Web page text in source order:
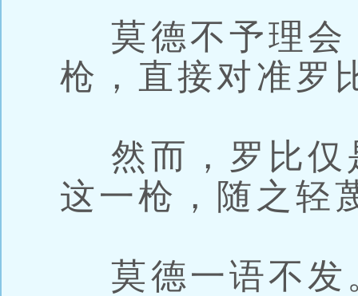
莫德不予理会
枪，直接对准罗
然而，罗比仅
这一枪，随之轻
莫德一语不发